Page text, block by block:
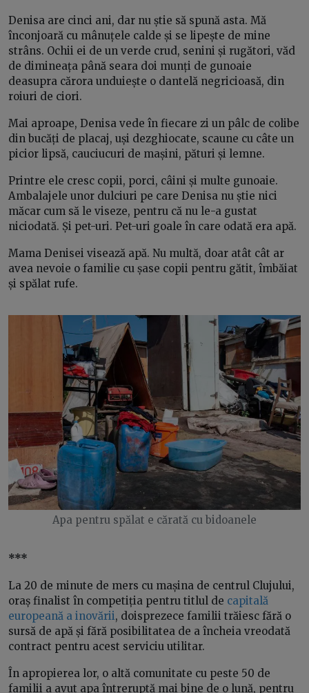
Denisa are cinci ani, dar nu știe să spună asta. Mă
înconjoară cu mânuțele calde și se lipește de mine
strâns. Ochii ei de un verde crud, senini și rugători, văd
de dimineața până seara doi munți de gunoaie
deasupra cărora unduiește o dantelă negricioasă, din
roiuri de ciori.
Mai aproape, Denisa vede în fiecare zi un pâlc de colibe
din bucăți de placaj, uși dezghiocate, scaune cu câte un
picior lipsă, cauciucuri de mașini, pături și lemne.
Printre ele cresc copii, porci, câini și multe gunoaie.
Ambalajele unor dulciuri pe care Denisa nu știe nici
măcar cum să le viseze, pentru că nu le-a gustat
niciodată. Și pet-uri. Pet-uri goale în care odată era apă.
Mama Denisei visează apă. Nu multă, doar atât cât ar
avea nevoie o familie cu șase copii pentru gătit, îmbăiat
și spălat rufe.
Apa pentru spălat e cărată cu bidoanele
***
La 20 de minute de mers cu mașina de centrul Clujului,
oraș finalist în competiția pentru titlul de capitală
europeană a inovării, doisprezece familii trăiesc fără o
sursă de apă și fără posibilitatea de a încheia vreodată
contract pentru acest serviciu utilitar.
În apropierea lor, o altă comunitate cu peste 50 de
familii a avut apa întreruptă mai bine de o lună, pentru